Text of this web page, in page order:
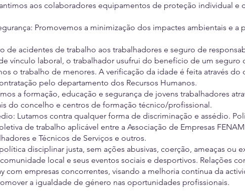
aos colaboradores equipamentos de proteção individual e
Promovemos a minimização dos impactes ambientais e a
de acidentes de trabalho aos trabalhadores e seguro de
vínculo laboral, o trabalhador usufrui do benefício de um seguro
o trabalho de menores. A verificação da idade é feita através
pelo departamento dos Recursos Humanos.
a formação, educação e segurança de jovens trabalhadores
do concelho e centros de formação técnico/profissional.
Lutamos contra qualquer forma de discriminação e assédio.
de trabalho aplicável entre a Associação de Empresas
e Técnicos de Serviços e outros.
disciplinar justa, sem ações abusivas, coerção, ameaças ou
local e seus eventos sociais e desportivos. Relações
com empresas concorrentes, visando a melhoria contínua da
a igualdade de género nas oportunidades profissionais.